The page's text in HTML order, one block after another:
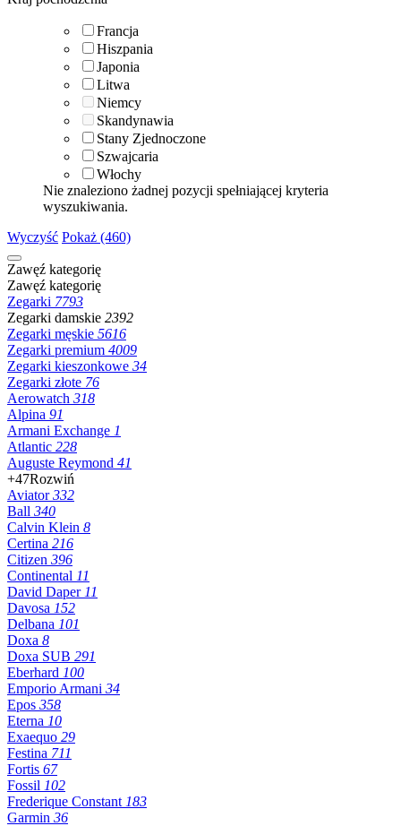
Francja
Hiszpania
Japonia
Litwa
Niemcy
Skandynawia
Stany Zjednoczone
Szwajcaria
Włochy
Nie znaleziono żadnej pozycji spełniającej kryteria
wyszukiwania.
Wyczyść Pokaż (460)
Zawęź kategorię
Zawęź kategorię
Zegarki 7793
Zegarki damskie 2392
Zegarki męskie 5616
Zegarki premium 4009
Zegarki kieszonkowe 34
Zegarki złote 76
Aerowatch 318
Alpina 91
Armani Exchange 1
Atlantic 228
Auguste Reymond 41
+47Rozwiń
Aviator332
Ball 340
Calvin Klein 8
Certina 216
Citizen 396
Continental 11
David Daper 11
Davosa 152
Delbana 101
Doxa 8
Doxa SUB 291
Eberhard 100
Emporio Armani 34
Epos 358
Eterna 10
Exaequo 29
Festina 711
Fortis 67
Fossil 102
Frederique Constant 183
Garmin 36